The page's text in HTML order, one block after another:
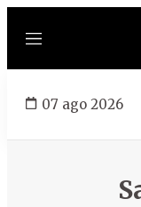
Menú
07 ago 2026